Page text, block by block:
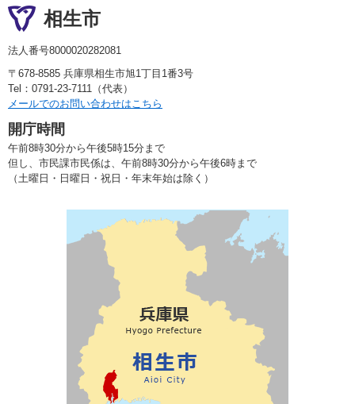
相生市
法人番号8000020282081
〒678-8585 兵庫県相生市旭1丁目1番3号
Tel：0791-23-7111（代表）
メールでのお問い合わせはこちら
開庁時間
午前8時30分から午後5時15分まで
但し、市民課市民係は、午前8時30分から午後6時まで
（土曜日・日曜日・祝日・年末年始は除く）